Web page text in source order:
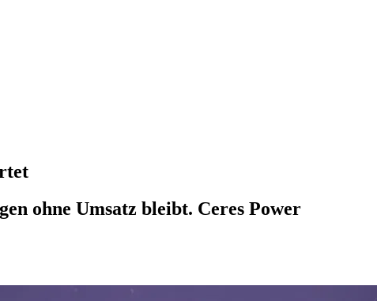
ohne Umsatz bleibt. Ceres Power